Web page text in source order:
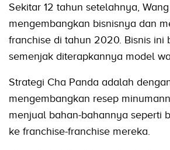
Sekitar 12 tahun setelahnya,
mengembangkan bisnisnya dan
franchise di tahun 2020. Bisnis ini
semenjak diterapkannya model
Strategi Cha Panda adalah
mengembangkan resep
menjual bahan-bahannya seperti
ke franchise-franchise mereka.